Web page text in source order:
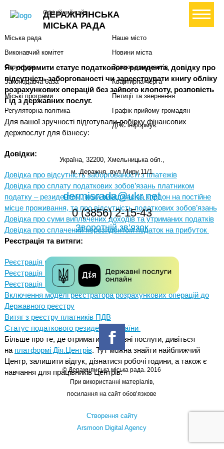
ДЕРАЖНЯНСЬКА
МІСЬКА РАДА
Офіційний сайт+ Створити петицію
Як оформити статус податкового резидента, довідку про
відсутність заборгованості чи зареєструвати книгу обліку
розрахункових операцій без зайвого клопоту, розповість
Гід з державних послуг.
Для вашої зручності підготували добірку фінансових
держпослуг для бізнесу:
Довідки:
Довідка про відсутність заборгованості з платежів
Довідка про сплату податкових зобов’язань платником
податку – резидентом, який виїжджає за кордон на постійне
місце проживання, та про відсутність податкових зобов’язань
Довідка про суми виплачених доходів та утриманих податків
Довідка про сплачений нерезидентом податок на прибуток
Реєстрація та витяги:
Реєстрація реєстратора розрахункових операцій
Реєстрація книг обліку розрахункових операцій
Реєстрація платника єдиного податку
Включення моделі реєстратора розрахункових операцій до
Державного реєстру
Витяг з реєстру платників ПДВ
Статус податкового резидента України
Більше про те, де отримати державні послуги, дивіться
на платформі Дія.Центрів. Тут можна знайти найближчий
Центр, залишити відгук, дізнатися робочі години, а також є
навчання для працівників Центрів.
Міський голова
Міська рада
Виконавчий комітет
Структура
Законодавча база
Міські програми
Регуляторна політика
Наше місто
Новини міста
Зразки документів
Квартирна черга
Петиції та звернення
Графік прийому громадян
ДПС інформує
Україна, 32200, Хмельницька обл.,
м. Деражня, вул.Миру,11/1
dermisrada@ukr.net
0 (3856) 2-15-43
Зворотній зв’язок
© Деражнянська міська рада. 2016
При використанні матеріалів,
посилання на сайт обов’язкове
Створення сайту
Arsmoon Digital Agency